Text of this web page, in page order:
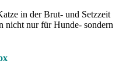
in der Brut- und Setzzeit
nicht nur für Hunde- sondern